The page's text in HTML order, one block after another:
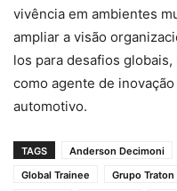
vivência em ambientes
ampliar a visão
los para desafios
como agente de
automotivo.
TAGS Anderson Decimoni
Global Trainee
Grupo Traton